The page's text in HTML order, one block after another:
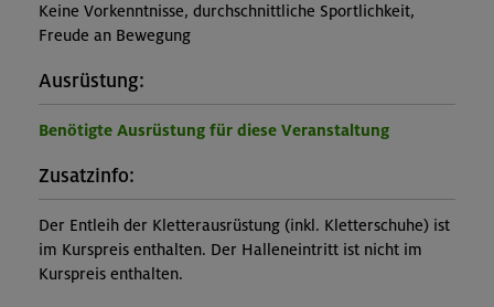
Keine Vorkenntnisse, durchschnittliche Sportlichkeit,
Freude an Bewegung
Ausrüstung:
Benötigte Ausrüstung für diese Veranstaltung
Zusatzinfo:
Der Entleih der Kletterausrüstung (inkl. Kletterschuhe) ist
im Kurspreis enthalten. Der Halleneintritt ist nicht im
Kurspreis enthalten.